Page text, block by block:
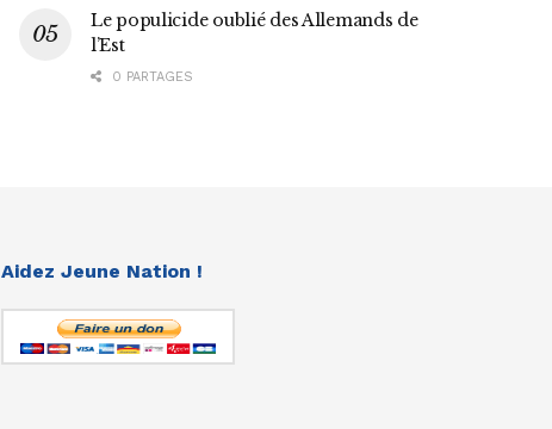
Le populicide oublié des Allemands de
l’Est
0 PARTAGES
Aidez Jeune Nation !